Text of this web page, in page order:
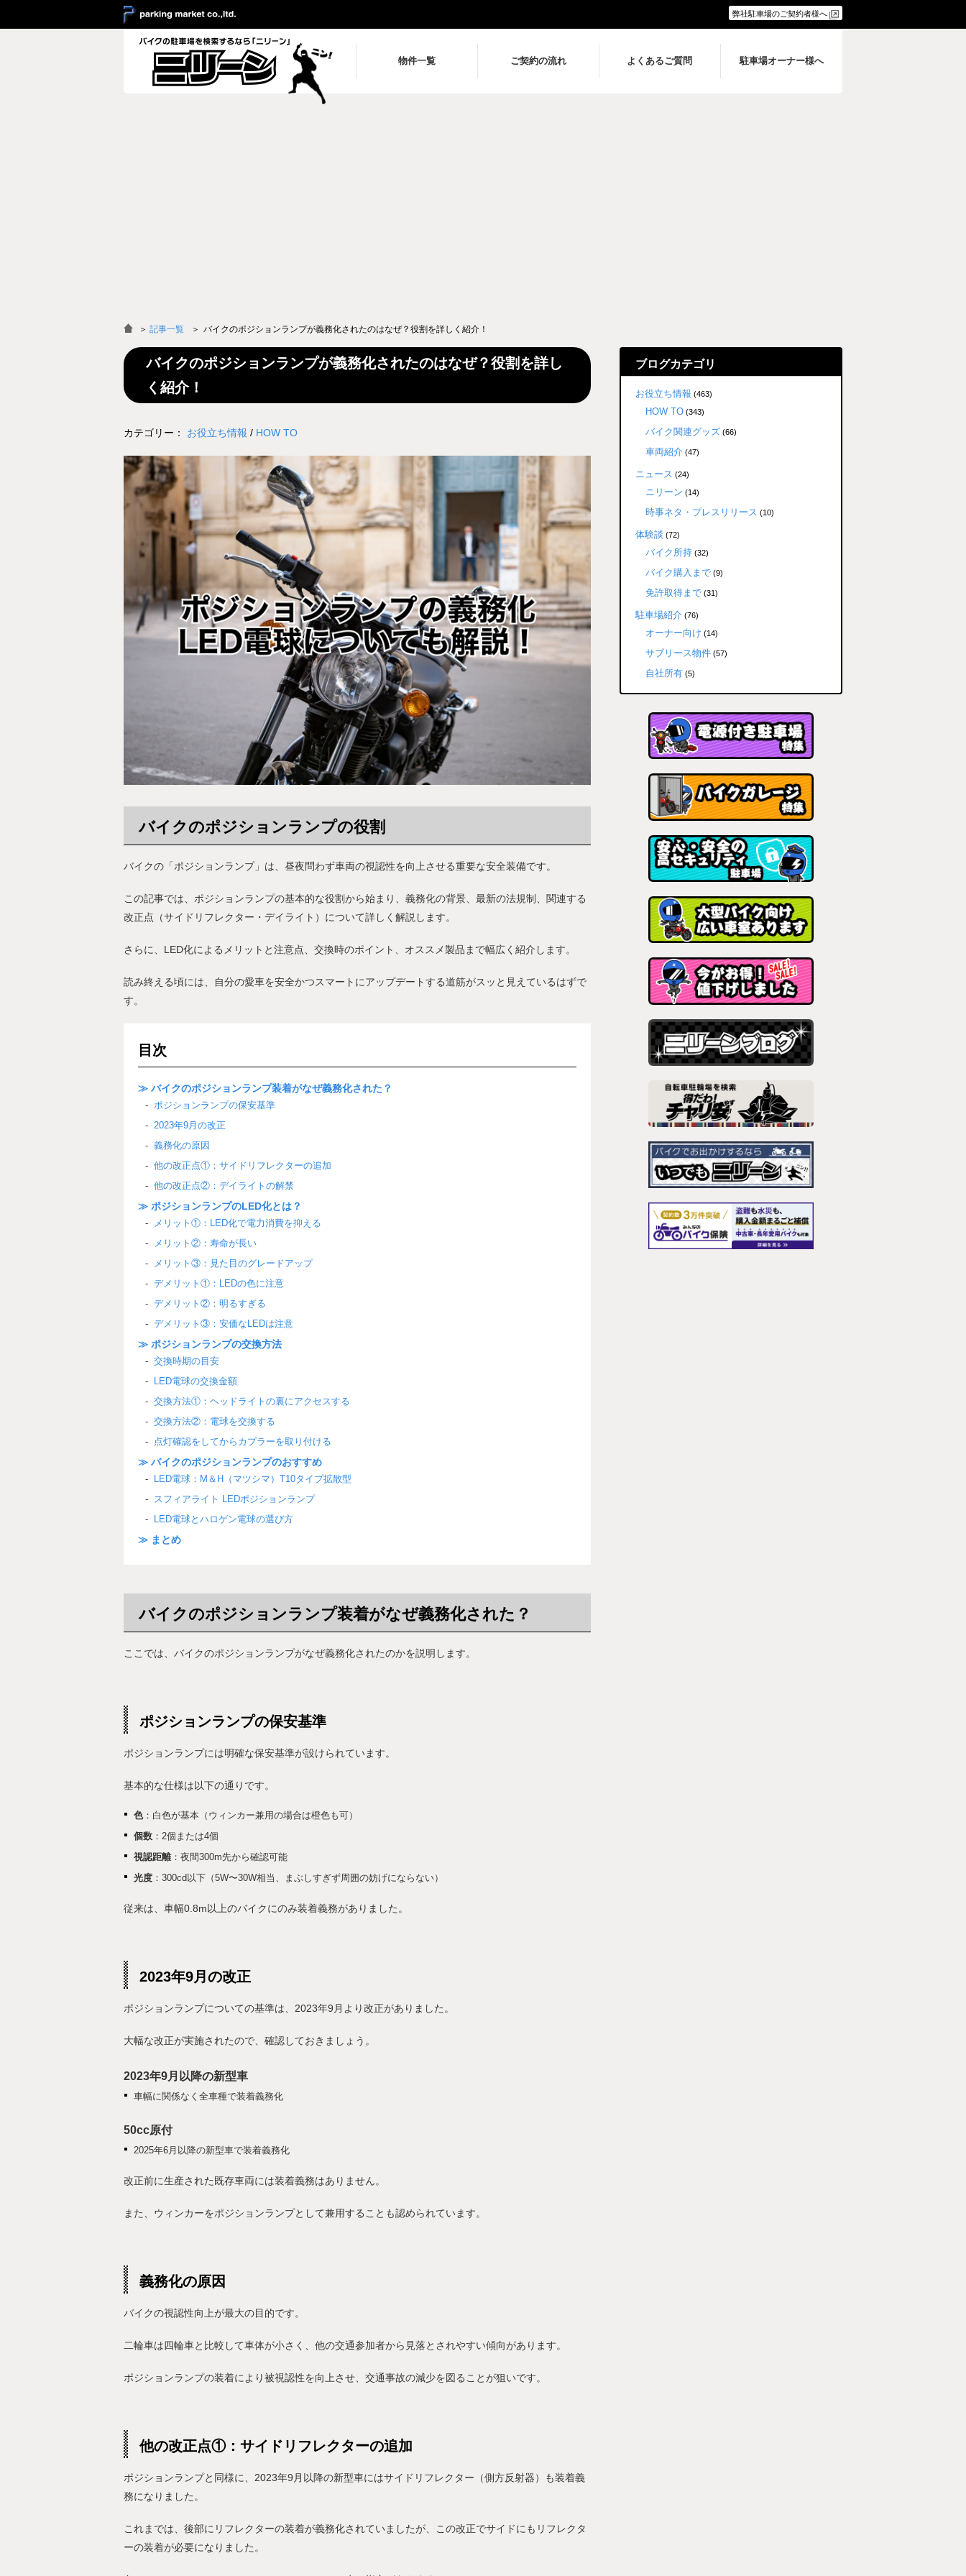
弊社駐車場のご契約者様へ
物件一覧 ご契約の流れ よくあるご質問 駐車場オーナー様へ
＞ 記事一覧 バイクのポジションランプが義務化されたのはなぜ？役割を詳しく紹介！
バイクのポジションランプが義務化されたのはなぜ？役割を詳し
く紹介！
カテゴリー： お役立ち情報 / HOW TO
バイクのポジションランプの役割
バイクの「ポジションランプ」は、昼夜問わず車両の視認性を向上させる重要な安全装備です。
この記事では、ポジションランプの基本的な役割から始まり、義務化の背景、最新の法規制、関連する
改正点（サイドリフレクター・デイライト）について詳しく解説します。
さらに、LED化によるメリットと注意点、交換時のポイント、オススメ製品まで幅広く紹介します。
読み終える頃には、自分の愛車を安全かつスマートにアップデートする道筋がスッと見えているはずで
す。
目次
≫ バイクのポジションランプ装着がなぜ義務化された？
ポジションランプの保安基準
2023年9月の改正
義務化の原因
他の改正点①：サイドリフレクターの追加
他の改正点②：デイライトの解禁
≫ ポジションランプのLED化とは？
メリット①：LED化で電力消費を抑える
メリット②：寿命が長い
メリット③：見た目のグレードアップ
デメリット①：LEDの色に注意
デメリット②：明るすぎる
デメリット③：安価なLEDは注意
≫ ポジションランプの交換方法
交換時期の目安
LED電球の交換金額
交換方法①：ヘッドライトの裏にアクセスする
交換方法②：電球を交換する
点灯確認をしてからカプラーを取り付ける
≫ バイクのポジションランプのおすすめ
LED電球：M＆H（マツシマ）T10タイプ拡散型
スフィアライト LEDポジションランプ
LED電球とハロゲン電球の選び方
≫ まとめ
バイクのポジションランプ装着がなぜ義務化された？
ここでは、バイクのポジションランプがなぜ義務化されたのかを説明します。
ポジションランプの保安基準
ポジションランプには明確な保安基準が設けられています。
基本的な仕様は以下の通りです。
色：白色が基本（ウィンカー兼用の場合は橙色も可）
個数 ：2個または4個
視認距離：夜間300m先から確認可能
光度 ：300cd以下（5W〜30W相当、まぶしすぎず周囲の妨げにならない）
従来は、車幅0.8m以上のバイクにのみ装着義務がありました。
2023年9月の改正
ポジションランプについての基準は、2023年9月より改正がありました。
大幅な改正が実施されたので、確認しておきましょう。
2023年9月以降の新型車
車幅に関係なく全車種で装着義務化
50cc原付
2025年6月以降の新型車で装着義務化
改正前に生産された既存車両には装着義務はありません。
また、ウィンカーをポジションランプとして兼用することも認められています。
義務化の原因
バイクの視認性向上が最大の目的です。
二輪車は四輪車と比較して車体が小さく、他の交通参加者から見落とされやすい傾向があります。
ポジションランプの装着により被視認性を向上させ、交通事故の減少を図ることが狙いです。
他の改正点①：サイドリフレクターの追加
ポジションランプと同様に、2023年9月以降の新型車にはサイドリフレクター（側方反射器）も装着義
務になりました。
これまでは、後部にリフレクターの装着が義務化されていましたが、この改正でサイドにもリフレクタ
ーの装着が必要になりました。
ブログカテゴリ
お役立ち情報 (463)
HOW TO (343)
バイク関連グッズ (66)
車両紹介 (47)
ニュース (24)
ニリーン (14)
時事ネタ・プレスリリース (10)
体験談 (72)
バイク所持 (32)
バイク購入まで (9)
免許取得まで (31)
駐車場紹介 (76)
オーナー向け (14)
サブリース物件 (57)
自社所有 (5)